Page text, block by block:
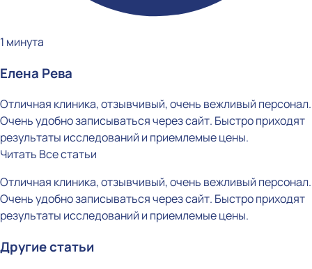
1 минута
Елена Рева
Отличная клиника, отзывчивый, очень вежливый персонал.
Очень удобно записываться через сайт. Быстро приходят
результаты исследований и приемлемые цены.
Читать Все статьи
Отличная клиника, отзывчивый, очень вежливый персонал.
Очень удобно записываться через сайт. Быстро приходят
результаты исследований и приемлемые цены.
Другие статьи